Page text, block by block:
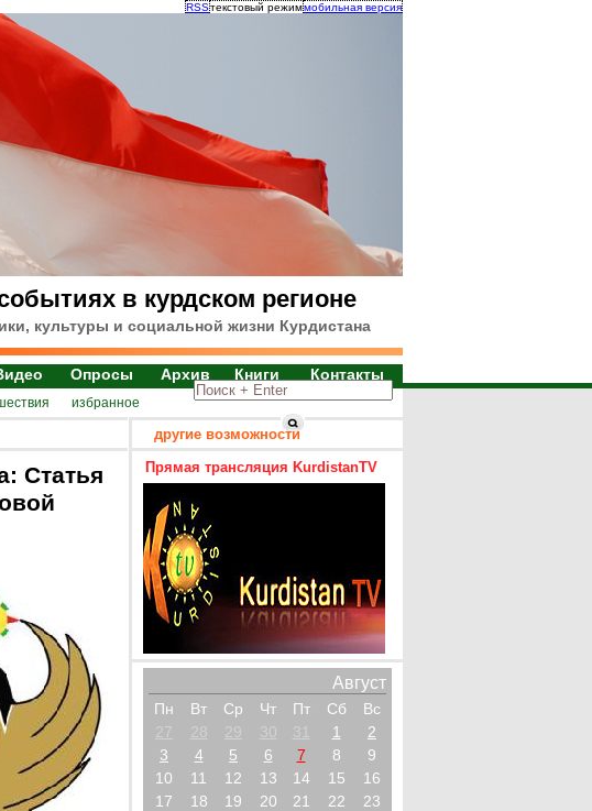
RSSтекстовый режиммобильная версия
в курдском регионе
культуры и социальной жизни Курдистана
Опросы Архив Книги Контакты
избранное
Статья
другие возможности
Прямая трансляция KurdistanTV
Август
Пн Вт Ср Чт Пт Сб
Вс
27
28 29 30 31 1
2
3
4 5 6 7 8
9
10
11 12 13 14 15
16
17
18 19 20 21 22
23